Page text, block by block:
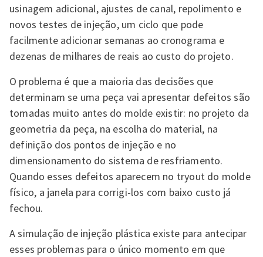
usinagem adicional, ajustes de canal, repolimento e
novos testes de injeção, um ciclo que pode
facilmente adicionar semanas ao cronograma e
dezenas de milhares de reais ao custo do projeto.
O problema é que a maioria das decisões que
determinam se uma peça vai apresentar defeitos são
tomadas muito antes do molde existir: no projeto da
geometria da peça, na escolha do material, na
definição dos pontos de injeção e no
dimensionamento do sistema de resfriamento.
Quando esses defeitos aparecem no tryout do molde
físico, a janela para corrigi-los com baixo custo já
fechou.
A simulação de injeção plástica existe para antecipar
esses problemas para o único momento em que